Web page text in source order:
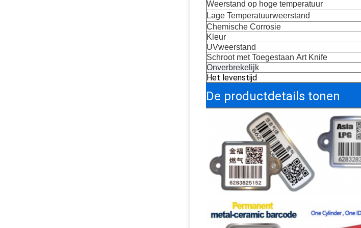
Weerstand op hoge temperatuur
Lage Temperatuurweerstand
Chemische Corrosie
Kleur
UVweerstand
Schroot met Toegestaan Art Knife
Onverbrekelijk
Het levenstijd
De productdetails tonen